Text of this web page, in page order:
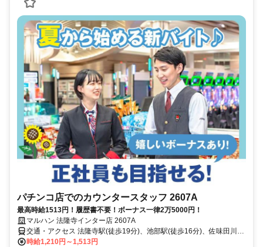
パチンコ店でのカウンタースタッフ 2607A
最高時給1513円！履歴書不要！ボーナス一律2万5000円！
マルハン 法隆寺インター店 2607A
交通・アクセス 法隆寺駅(徒歩19分)、池部駅(徒歩16分)、佐味田川駅
(徒歩13分)
時給1,210円～1,513円